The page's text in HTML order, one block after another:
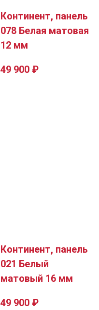
Континент, панель
078 Белая матовая
12 мм
49 900 ₽
Континент, панель
021 Белый
матовый 16 мм
49 900 ₽